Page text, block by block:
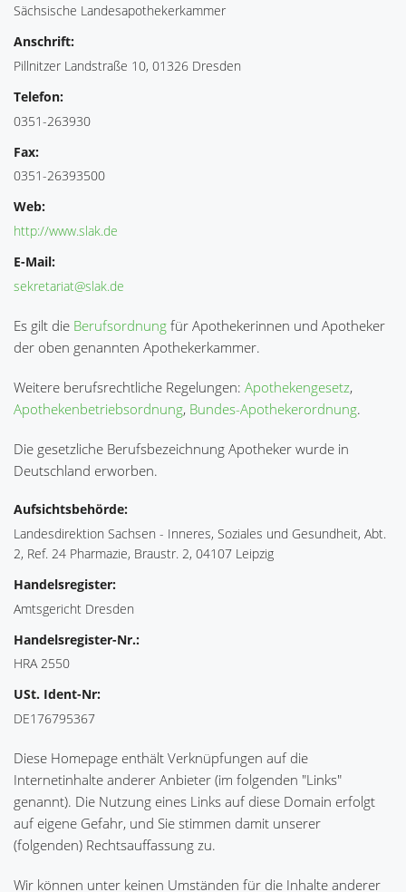
Sächsische Landesapothekerkammer
Anschrift:
Pillnitzer Landstraße 10, 01326 Dresden
Telefon:
0351-263930
Fax:
0351-26393500
Web:
http://www.slak.de
E-Mail:
sekretariat@slak.de
Es gilt die Berufsordnung für Apothekerinnen und Apotheker
der oben genannten Apothekerkammer.
Weitere berufsrechtliche Regelungen: Apothekengesetz,
Apothekenbetriebsordnung, Bundes-Apothekerordnung.
Die gesetzliche Berufsbezeichnung Apotheker wurde in
Deutschland erworben.
Aufsichtsbehörde:
Landesdirektion Sachsen - Inneres, Soziales und Gesundheit, Abt.
2, Ref. 24 Pharmazie, Braustr. 2, 04107 Leipzig
Handelsregister:
Amtsgericht Dresden
Handelsregister-Nr.:
HRA 2550
USt. Ident-Nr:
DE176795367
Diese Homepage enthält Verknüpfungen auf die
Internetinhalte anderer Anbieter (im folgenden "Links"
genannt). Die Nutzung eines Links auf diese Domain erfolgt
auf eigene Gefahr, und Sie stimmen damit unserer
(folgenden) Rechtsauffassung zu.
Wir können unter keinen Umständen für die Inhalte anderer